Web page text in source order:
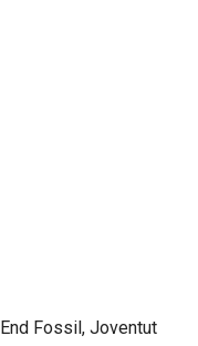
End Fossil, Joventut